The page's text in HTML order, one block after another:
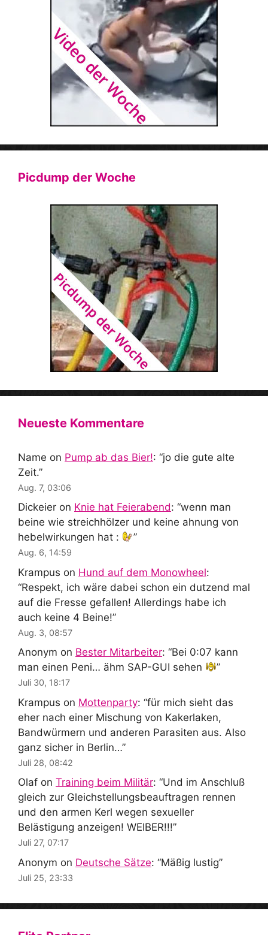
Picdump der Woche
Neueste Kommentare
Name on Pump ab das Bier!: “jo die gute alte
Zeit.”
Aug. 7, 03:06
Dickeier on Knie hat Feierabend: “wenn man
beine wie streichhölzer und keine ahnung von
hebelwirkungen hat :
”
Aug. 6, 14:59
Krampus on Hund auf dem Monowheel:
“Respekt, ich wäre dabei schon ein dutzend mal
auf die Fresse gefallen! Allerdings habe ich
auch keine 4 Beine!”
Aug. 3, 08:57
Anonym on Bester Mitarbeiter: “Bei 0:07 kann
man einen Peni… ähm SAP-GUI sehen
”
Juli 30, 18:17
Krampus on Mottenparty: “für mich sieht das
eher nach einer Mischung von Kakerlaken,
Bandwürmern und anderen Parasiten aus. Also
ganz sicher in Berlin…”
Juli 28, 08:42
Olaf on Training beim Militär: “Und im Anschluß
gleich zur Gleichstellungsbeauftragen rennen
und den armen Kerl wegen sexueller
Belästigung anzeigen! WEIBER!!!”
Juli 27, 07:17
Anonym on Deutsche Sätze: “Mäßig lustig”
Juli 25, 23:33